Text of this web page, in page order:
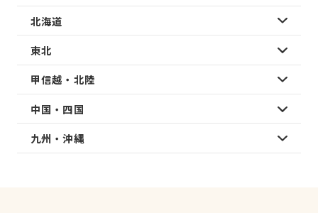
北海道
東北
甲信越・北陸
中国・四国
九州・沖縄